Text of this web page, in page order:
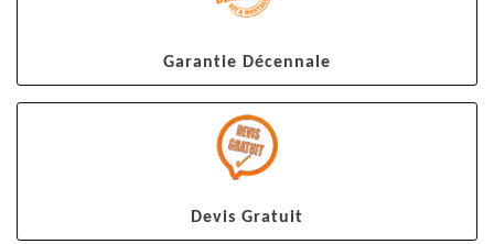
Garantie Décennale
Devis Gratuit